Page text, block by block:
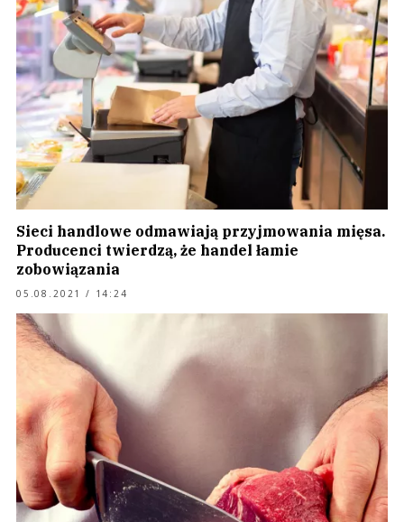
Sieci handlowe odmawiają przyjmowania mięsa.
Producenci twierdzą, że handel łamie
zobowiązania
05.08.2021 / 14:24